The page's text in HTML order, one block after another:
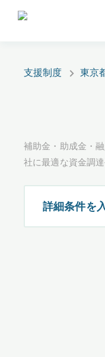
支援制度 東京
補助金・助成金・
社に最適な資金調
詳細条件を